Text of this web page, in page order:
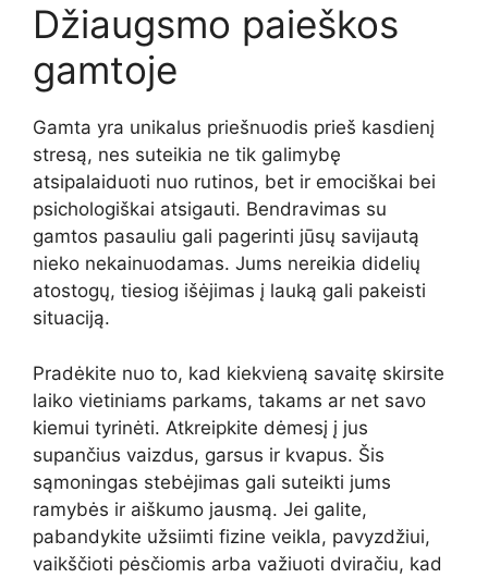
Džiaugsmo paieškos
gamtoje
Gamta yra unikalus priešnuodis prieš kasdienį
stresą, nes suteikia ne tik galimybę
atsipalaiduoti nuo rutinos, bet ir emociškai bei
psichologiškai atsigauti. Bendravimas su
gamtos pasauliu gali pagerinti jūsų savijautą
nieko nekainuodamas. Jums nereikia didelių
atostogų, tiesiog išėjimas į lauką gali pakeisti
situaciją.
Pradėkite nuo to, kad kiekvieną savaitę skirsite
laiko vietiniams parkams, takams ar net savo
kiemui tyrinėti. Atkreipkite dėmesį į jus
supančius vaizdus, garsus ir kvapus. Šis
sąmoningas stebėjimas gali suteikti jums
ramybės ir aiškumo jausmą. Jei galite,
pabandykite užsiimti fizine veikla, pavyzdžiui,
vaikščioti pėsčiomis arba važiuoti dviračiu, kad